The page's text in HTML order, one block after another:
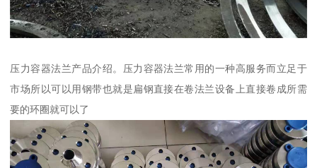
压力容器法兰产品介绍。压力容器法兰常用的一种高服务而立足于
市场所以可以用钢带也就是扁钢直接在卷法兰设备上直接卷成所需
要的环圈就可以了